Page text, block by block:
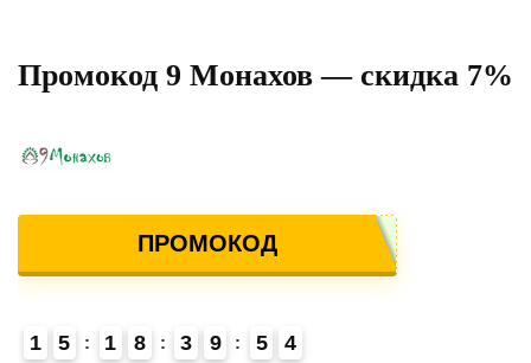
Промокод 9 Монахов — скидка 7%
ПРОМОКОД
1
5 1 8 3 9 5 4